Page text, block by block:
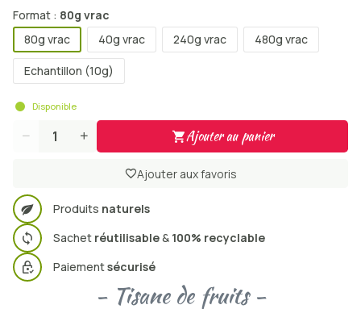
Format : 80g vrac
80g vrac
40g vrac 240g vrac 480g vrac
Echantillon (10g)
Disponible
Quantité Ajouter au panier
Ajouter aux favoris
Produits naturels
Sachet réutilisable& 100% recyclable
Paiementsécurisé
- Tisane de fruits -